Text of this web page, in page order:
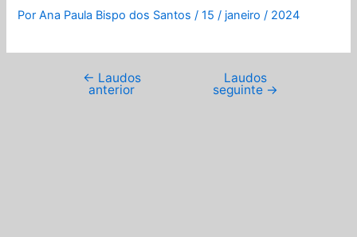
PorAna Paula Bispo dos Santos/15 / janeiro / 2024
← Laudos
anterior
Laudos
seguinte →